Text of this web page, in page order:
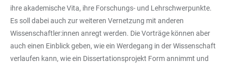
ihre akademische Vita, ihre Forschungs- und Lehrschwerpunkte.
Es soll dabei auch zur weiteren Vernetzung mit anderen
Wissenschaftler:innen anregt werden. Die Vorträge können aber
auch einen Einblick geben, wie ein Werdegang in der Wissenschaft
verlaufen kann, wie ein Dissertationsprojekt Form annimmt und